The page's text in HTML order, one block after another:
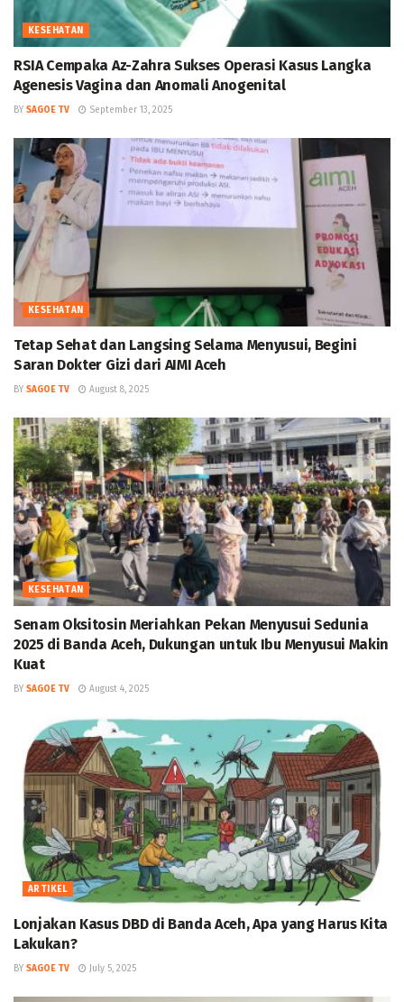
KESEHATAN
RSIA Cempaka Az-Zahra Sukses Operasi Kasus Langka
Agenesis Vagina dan Anomali Anogenital
BY SAGOE TV September 13, 2025
KESEHATAN
Tetap Sehat dan Langsing Selama Menyusui, Begini
Saran Dokter Gizi dari AIMI Aceh
BY SAGOE TV August 8, 2025
KESEHATAN
Senam Oksitosin Meriahkan Pekan Menyusui Sedunia
2025 di Banda Aceh, Dukungan untuk Ibu Menyusui Makin
Kuat
BY SAGOE TV August 4, 2025
ARTIKEL
Lonjakan Kasus DBD di Banda Aceh, Apa yang Harus Kita
Lakukan?
BY SAGOE TV July 5, 2025